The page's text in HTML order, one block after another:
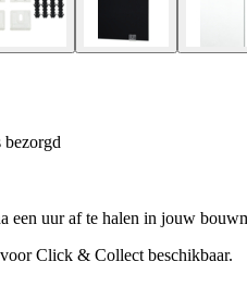
een uur af te halen in jouw
Click & Collect beschikbaar.